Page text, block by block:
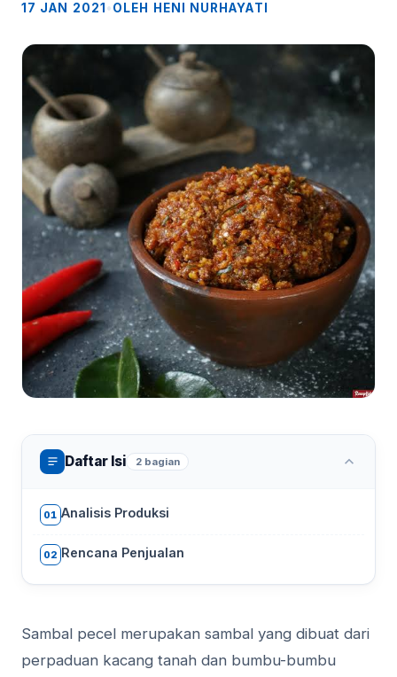
17 JAN 2021 •OLEH HENI NURHAYATI
Daftar Isi 2 bagian
01 Analisis Produksi
02 Rencana Penjualan
Sambal pecel merupakan sambal yang dibuat dari
perpaduan kacang tanah dan bumbu-bumbu